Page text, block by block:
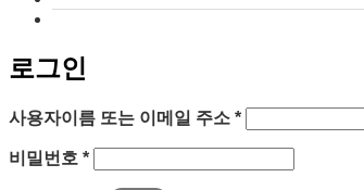
로그인
사용자이름 또는 이메일 주소 *필
비밀번호 *필